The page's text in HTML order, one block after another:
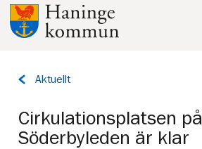
Till innehåll på sidan
Tillbaka
Aktuellt
Cirkulationsplatsen på
Söderbyleden är klar